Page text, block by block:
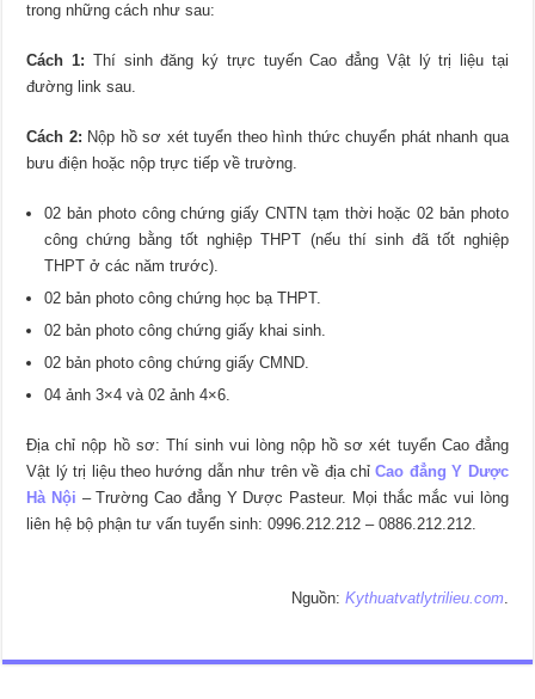
trong những cách như sau:
Cách 1: Thí sinh đăng ký trực tuyến Cao đẳng Vật lý trị liệu tại
đường link sau.
Cách 2: Nộp hồ sơ xét tuyển theo hình thức chuyển phát nhanh qua
bưu điện hoặc nộp trực tiếp về trường.
02 bản photo công chứng giấy CNTN tạm thời hoặc 02 bản photo
công chứng bằng tốt nghiệp THPT (nếu thí sinh đã tốt nghiệp
THPT ở các năm trước).
02 bản photo công chứng học bạ THPT.
02 bản photo công chứng giấy khai sinh.
02 bản photo công chứng giấy CMND.
04 ảnh 3×4 và 02 ảnh 4×6.
Địa chỉ nộp hồ sơ: Thí sinh vui lòng nộp hồ sơ xét tuyển Cao đẳng
Vật lý trị liệu theo hướng dẫn như trên về địa chỉCao đẳng Y Dược
Hà Nội – Trường Cao đẳng Y Dược Pasteur. Mọi thắc mắc vui lòng
liên hệ bộ phận tư vấn tuyển sinh: 0996.212.212 – 0886.212.212.
Nguồn: Kythuatvatlytrilieu.com.